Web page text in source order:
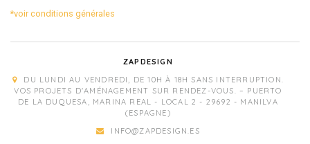
*voir conditions générales
ZAPDESIGN
DU LUNDI AU VENDREDI, DE 10H À 18H SANS INTERRUPTION.
VOS PROJETS D'AMÉNAGEMENT SUR RENDEZ-VOUS. – PUERTO
DE LA DUQUESA, MARINA REAL - LOCAL 2 - 29692 - MANILVA
(ESPAGNE)
INFO@ZAPDESIGN.ES